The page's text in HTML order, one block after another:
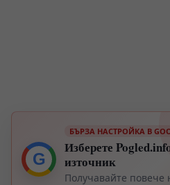
G
БЪРЗА НАСТРОЙКА В
Изберете
източник
Получавайте